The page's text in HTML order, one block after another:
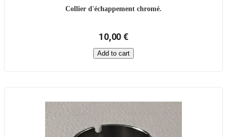
Collier d'échappement chromé.
10,00 €
Add to cart